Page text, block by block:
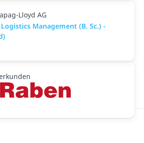
Lloyd AG
Management (B. Sc.) -